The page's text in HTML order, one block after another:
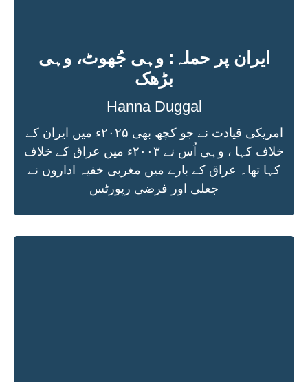
ایران پر حملہ: وہی جُھوٹ، وہی
بڑھک
Hanna Duggal
امریکی قیادت نے جو کچھ بھی ۲۰۲۵ء میں ایران کے
خلاف کہا ، وہی اُس نے ۲۰۰۳ء میں عراق کے خلاف
کہا تھا۔ عراق کے بارے میں مغربی خفیہ اداروں نے
جعلی اور فرضی رپورٹس